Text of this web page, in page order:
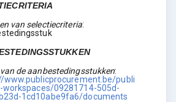
van selectiecriteria:
de aanbestedingsstukken:
www.publicprocurement.be/publi
workspaces/09281714-505d-
1cd10abe9fa6/documents